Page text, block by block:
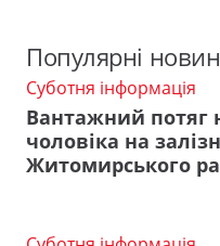
Популярні
Суботня інформація
Вантажний потяг
чоловіка на
Житомирського